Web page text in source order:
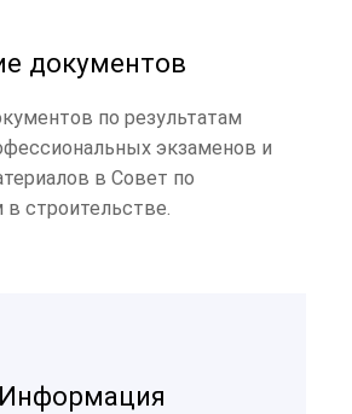
документов
по результатам
экзаменов и
в Совет по
строительстве.
Информация